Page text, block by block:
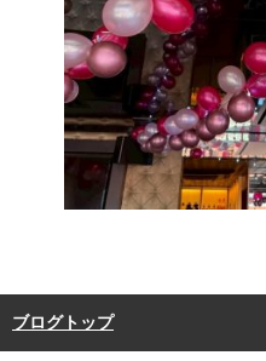
ブログトップ